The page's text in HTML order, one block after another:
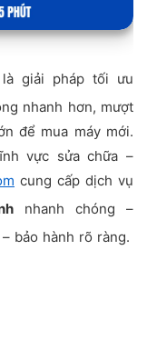
là giải pháp tối ưu
nhanh hơn, mượt
để mua máy mới.
vực sửa chữa –
cung cấp dịch vụ
nhanh chóng –
bảo hành rõ ràng.